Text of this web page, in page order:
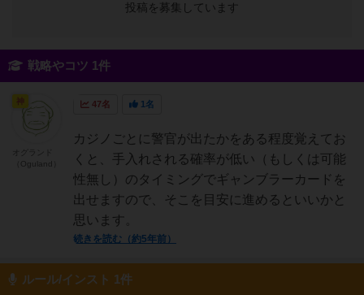
投稿を募集しています
戦略やコツ 1件
47名 1名
カジノごとに警官が出たかをある程度覚えてお
くと、手入れされる確率が低い（もしくは可能
性無し）のタイミングでギャンブラーカードを
出せますので、そこを目安に進めるといいかと
思います。
続きを読む（約5年前）
神
（Oguland）
ルール/インスト 1件